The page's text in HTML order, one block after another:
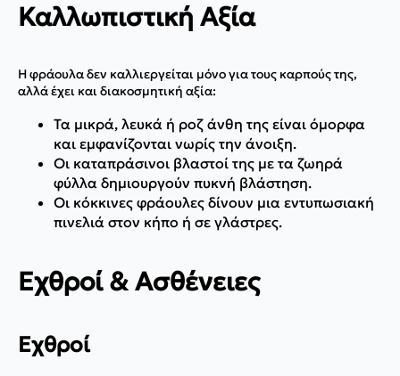
Καλλωπιστική Αξία
Η φράουλα δεν καλλιεργείται μόνο για τους καρπούς της,
αλλά έχει και διακοσμητική αξία:
Τα μικρά, λευκά ή ροζ άνθη της είναι όμορφα
και εμφανίζονται νωρίς την άνοιξη.
Οι καταπράσινοι βλαστοί της με τα ζωηρά
φύλλα δημιουργούν πυκνή βλάστηση.
Οι κόκκινες φράουλες δίνουν μια εντυπωσιακή
πινελιά στον κήπο ή σε γλάστρες.
Εχθροί & Ασθένειες
Εχθροί